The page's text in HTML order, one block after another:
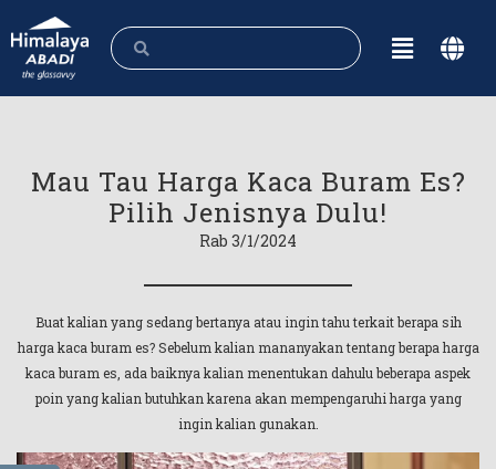
Mau Tau Harga Kaca Buram Es?
Pilih Jenisnya Dulu!
Rab 3/1/2024
Buat kalian yang sedang bertanya atau ingin tahu terkait berapa sih
harga kaca buram es? Sebelum kalian mananyakan tentang berapa harga
kaca buram es, ada baiknya kalian menentukan dahulu beberapa aspek
poin yang kalian butuhkan karena akan mempengaruhi harga yang
ingin kalian gunakan.